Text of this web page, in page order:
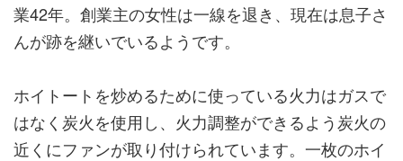
業42年。創業主の女性は一線を退き、現在は息子さ
んが跡を継いでいるようです。
ホイトートを炒めるために使っている火力はガスで
はなく炭火を使用し、火力調整ができるよう炭火の
近くにファンが取り付けられています。一枚のホイ